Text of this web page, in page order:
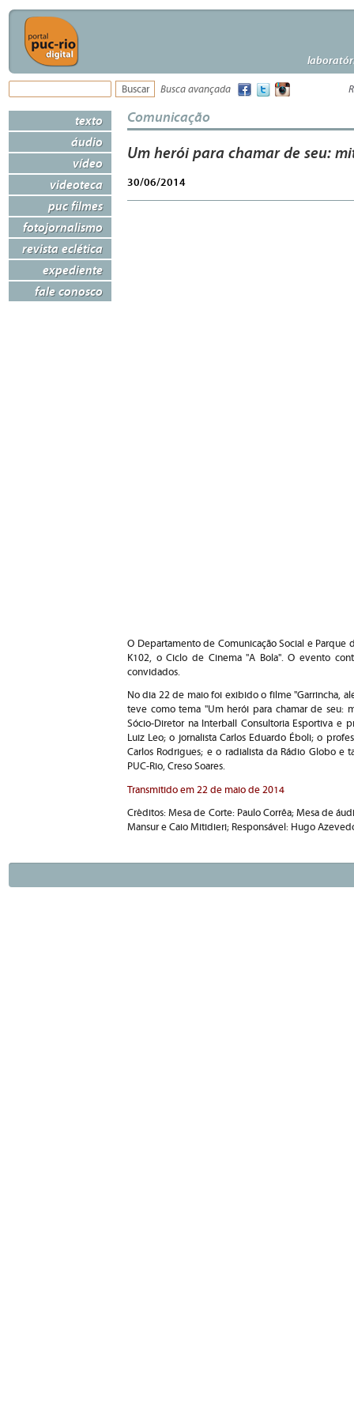
Busca avançada
texto
áudio
vídeo
videoteca
puc filmes
fotojornalismo
revista eclética
expediente
fale conosco
Comunicação
Um herói para chamar de seu:
30/06/2014
O Departamento de Comunicação Social e
K102, o Ciclo de Cinema "A Bola". O evento
convidados.
No dia 22 de maio foi exibido o filme "Garrincha,
teve como tema "Um herói para chamar de seu:
Sócio-Diretor na Interball Consultoria Esportiva e
Luiz Leo; o jornalista Carlos Eduardo Éboli; o
Carlos Rodrigues; e o radialista da Rádio Globo e
PUC-Rio, Creso Soares.
Transmitido em 22 de maio de 2014
Créditos: Mesa de Corte: Paulo Corrêa; Mesa de
Mansur e Caio Mitidieri; Responsável: Hugo